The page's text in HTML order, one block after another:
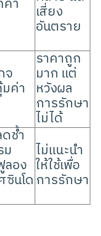
เสี่ยง
อันตราย
จ
ค่า
ราคาถูก
มาก แต่
หวังผล
การรักษา
ไม่ได้
ช้ำ
ม
ลอง
นโด
ไม่แนะนำ
ให้ใช้เพื่อ
การรักษา